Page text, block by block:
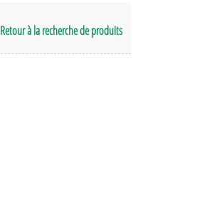
Retour à la recherche de produits